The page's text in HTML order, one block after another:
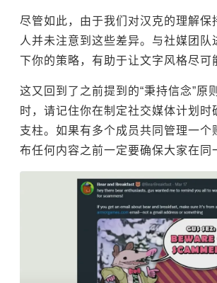
尽管如此，由于我们对汉克的理解保
人并未注意到这些差异。与社媒团队
下你的策略，有助于让文字风格尽可
这又回到了之前提到的“秉持信念”原
时，请记住你在制定社交媒体计划时
支柱。如果有多个成员共同管理一个
布任何内容之前一定要确保大家在同